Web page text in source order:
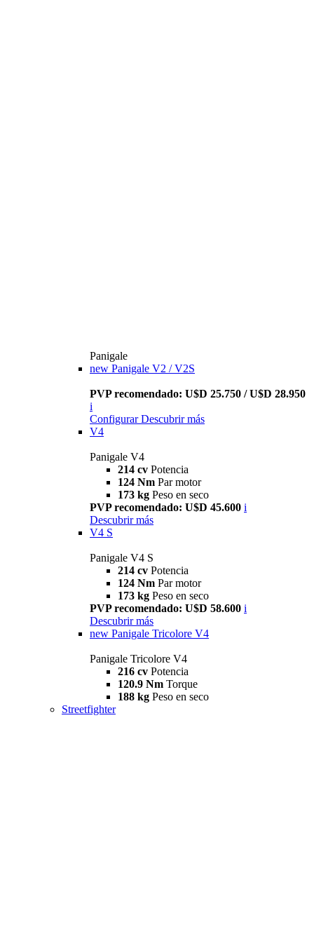
Panigale
new Panigale V2 / V2S
PVP recomendado: U$D 25.750 / U$D 28.950
i
Configurar Descubrir más
V4
Panigale V4
214 cv Potencia
124 Nm Par motor
173 kg Peso en seco
PVP recomendado: U$D 45.600 i
Descubrir más
V4 S
Panigale V4 S
214 cv Potencia
124 Nm Par motor
173 kg Peso en seco
PVP recomendado: U$D 58.600 i
Descubrir más
new Panigale Tricolore V4
Panigale Tricolore V4
216 cv Potencia
120.9 Nm Torque
188 kg Peso en seco
Streetfighter